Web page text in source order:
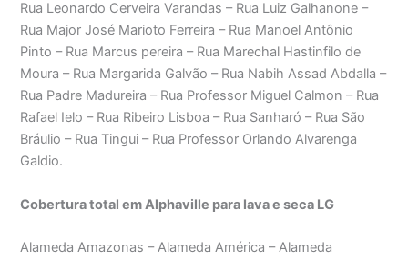
Rua Leonardo Cerveira Varandas – Rua Luiz Galhanone –
Rua Major José Marioto Ferreira – Rua Manoel Antônio
Pinto – Rua Marcus pereira – Rua Marechal Hastinfilo de
Moura – Rua Margarida Galvão – Rua Nabih Assad Abdalla –
Rua Padre Madureira – Rua Professor Miguel Calmon – Rua
Rafael Ielo – Rua Ribeiro Lisboa – Rua Sanharó – Rua São
Bráulio – Rua Tingui – Rua Professor Orlando Alvarenga
Galdio.
Cobertura total em Alphaville para lava e seca LG
Alameda Amazonas – Alameda América – Alameda